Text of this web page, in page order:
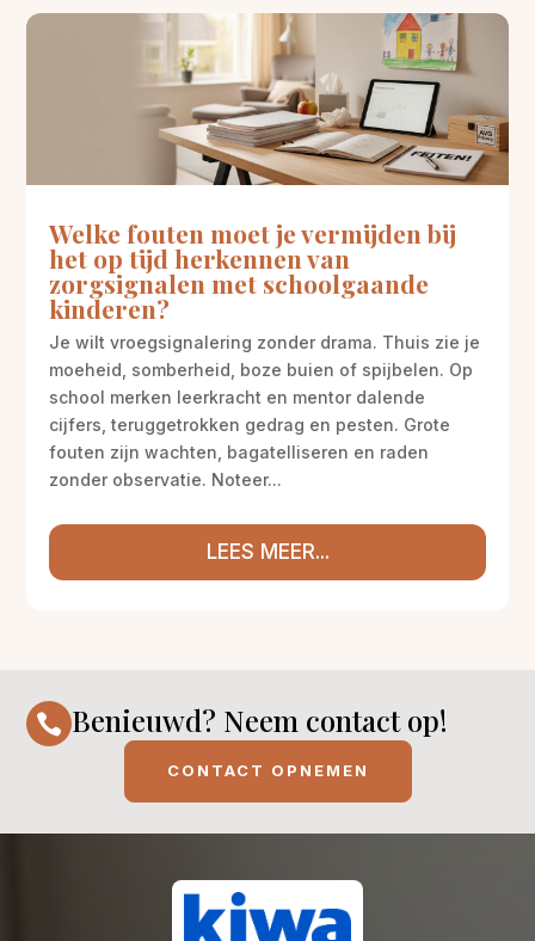
Welke fouten moet je vermijden bij
het op tijd herkennen van
zorgsignalen met schoolgaande
kinderen?
Je wilt vroegsignalering zonder drama. Thuis zie je
moeheid, somberheid, boze buien of spijbelen. Op
school merken leerkracht en mentor dalende
cijfers, teruggetrokken gedrag en pesten. Grote
fouten zijn wachten, bagatelliseren en raden
zonder observatie. Noteer...
LEES MEER...
 Benieuwd? Neem contact op!
CONTACT OPNEMEN